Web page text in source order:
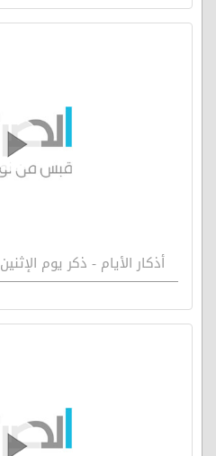
أذكار الأيام - ذكر يوم الإثنين